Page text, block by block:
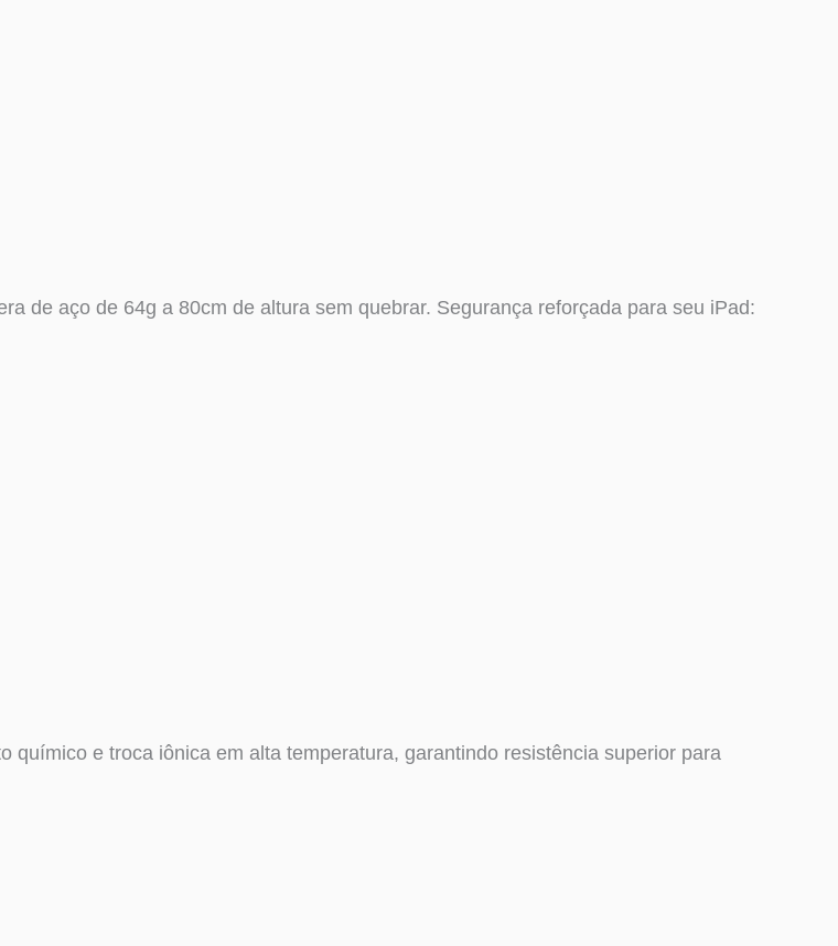
de aço de 64g a 80cm de altura sem quebrar. Segurança reforçada para seu iPad:
químico e troca iônica em alta temperatura, garantindo resistência superior para